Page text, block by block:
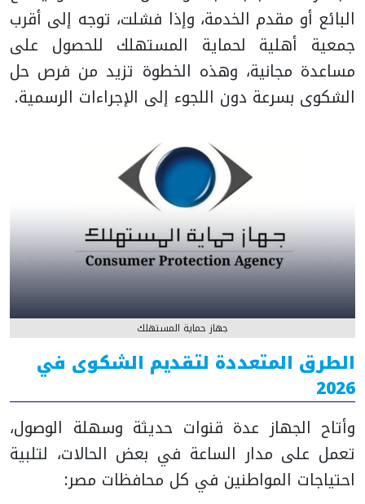
البائع أو مقدم الخدمة، وإذا فشلت، توجه إلى أقرب
جمعية أهلية لحماية المستهلك للحصول على
مساعدة مجانية، وهذه الخطوة تزيد من فرص حل
الشكوى بسرعة دون اللجوء إلى الإجراءات الرسمية.
جهاز حماية المستهلك
الطرق المتعددة لتقديم الشكوى في
2026
وأتاح الجهاز عدة قنوات حديثة وسهلة الوصول،
تعمل على مدار الساعة في بعض الحالات، لتلبية
احتياجات المواطنين في كل محافظات مصر: